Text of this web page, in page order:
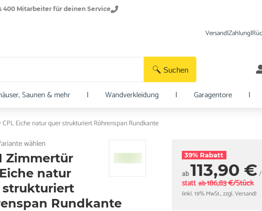
400 Mitarbeiter für deinen Service
Suchen
Versand|Zahlung|
Saunen & mehr | Wandverkleidung | Garagentore |
Eiche natur quer strukturiert Röhrenspan Rundkante
wählen
Zimmertür
natur
strukturiert
Rundkante
39% Rabatt
ab113,90 €/
statt ab186,83 €/Stück
(inkl. 19% MwSt., zzgl. Versand)